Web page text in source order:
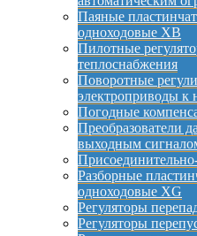
Паяные
одноходовые XB
Пилотные
теплоснабжения
Поворотные
электроприводы к
Погодные
Преобразователи
выходным
Разборные
одноходовые XG
Регуляторы
Регуляторы